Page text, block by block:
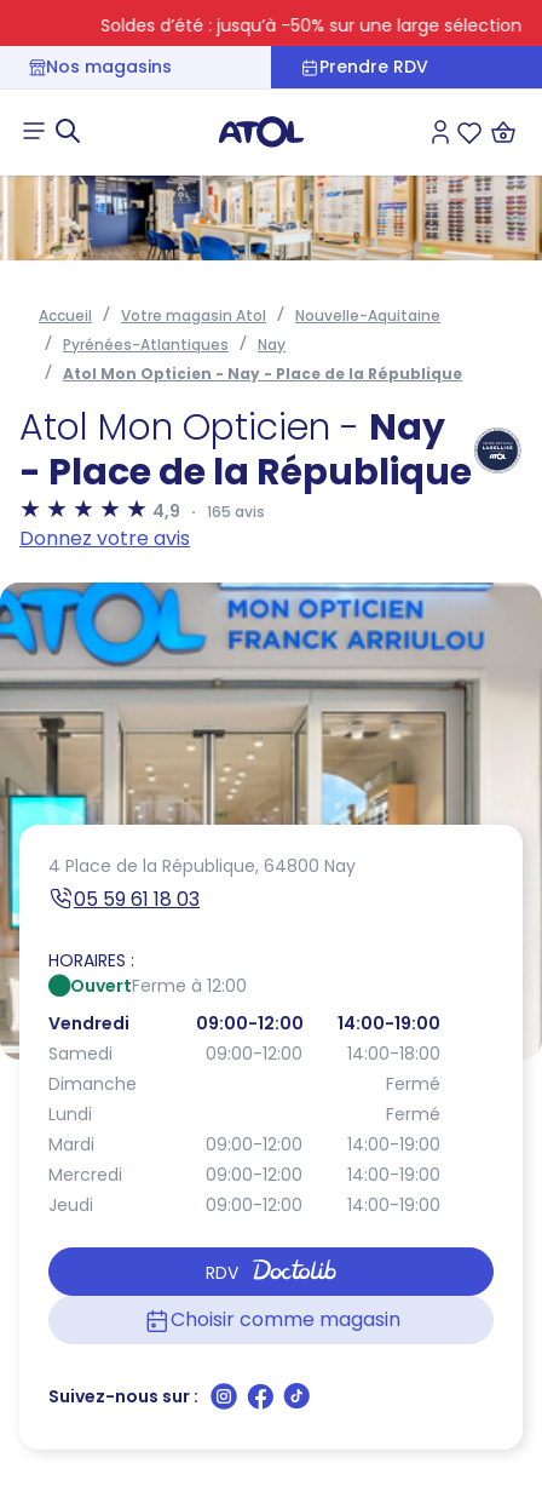
Soldes d’été : jusqu’à -50% sur une large sélection
Nos magasins
Prendre RDV
Connexion
Accueil Votre magasin Atol
Nouvelle-Aquitaine
Pyrénées-Atlantiques
Nay
Atol Mon Opticien - Nay - Place de la République
Atol Mon Opticien - Nay
- Place de la République
4,9 165 avis
Donnez votre avis
4 Place de la République, 64800 Nay
05 59 61 18 03
HORAIRES :
OuvertFerme à 12:00
Vendredi
09:00-12:00
14:00-19:00
Samedi
09:00-12:00
14:00-18:00
Dimanche
Fermé
Lundi
Fermé
Mardi
09:00-12:00
14:00-19:00
Mercredi
09:00-12:00
14:00-19:00
Jeudi
09:00-12:00 14:00-19:00
RDV
Choisir comme magasin
Suivez-nous sur :